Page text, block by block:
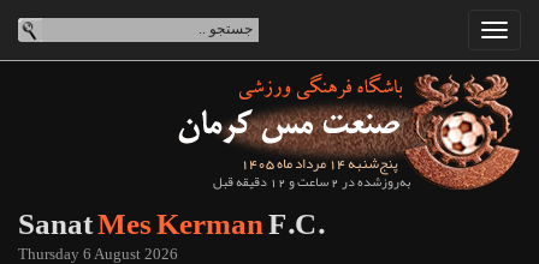
پنج‌شنبه 14 مرداد ماه 1405
به‌روزشده در 2 ساعت و 12 دقیقه قبل
SanatMes KermanF.C.
Thursday 6 August 2026